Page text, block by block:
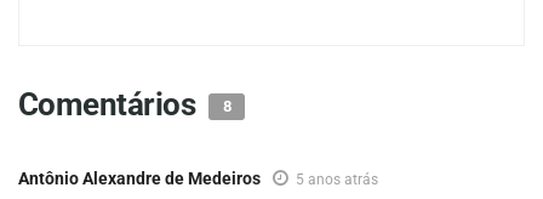
Comentários 8
Antônio Alexandre de Medeiros 5 anos atrás